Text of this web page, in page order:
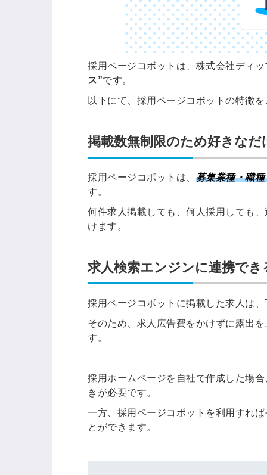
採用ページコボットは、株式会社ディ
ス”です。
以下にて、採用ページコボットの特徴
掲載数無制限のため好きなだ
採用ページコボットは、 募集業種・職
す。
何件求人掲載しても、何人採用しても
けます。
求人検索エンジンに連携でき
採用ページコボットに掲載した求人は、
そのため、求人広告費をかけずに露出
す。
採用ホームページを自社で作成した場
きが必要です。
一方、採用ページコボットを利用すれ
とができます。
パスワードをお忘れですか？
他サービスIDでログイン
みんなの採用部があなたの許可
なく投稿することはありません